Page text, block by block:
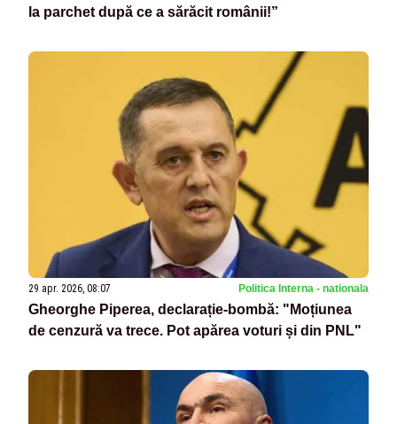
la parchet după ce a sărăcit românii!”
29 apr. 2026, 08:07 Politica Interna - nationala
Gheorghe Piperea, declarație-bombă: "Moțiunea
de cenzură va trece. Pot apărea voturi și din PNL"